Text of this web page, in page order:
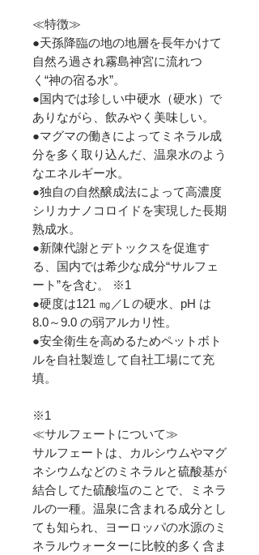
≪特徴≫
●天孫降臨の地の地層を⾧年かけて
自然ろ過され霧島神宮に流れつ
く“神の宿る水”。
●国内では珍しい中硬水（硬水）で
ありながら、飲みやく美味しい。
●マグマの働きによってミネラル成
分を多く取り込んだ、温泉水のよう
なエネルギー水。
●独自の自然醸成法によって高濃度
シリカナノコロイドを実現した⾧期
熟成水。
●新陳代謝とデトックスを促進す
る、国内では希少な成分“サルフェ
ート”を含む。 ※1
●硬度は121 ㎎／L の硬水、pH は
8.0～9.0 の弱アルカリ性。
●安全衛生を高めるためペットボト
ルを自社製造して自社工場にて充
填。
※1
≪サルフェートについて≫
サルフェートは、カルシウムやマグ
ネシウムなどのミネラルと硫酸基が
結合してた硫酸塩のことで、ミネラ
ルの一種。温泉に含まれる成分とし
ても知られ、ヨーロッパの水源のミ
ネラルウォーターに比較的多く含ま